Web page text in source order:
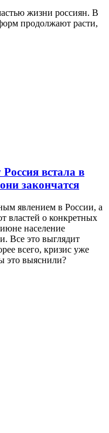
жизни россиян. В
продолжают расти,
встала в
закончатся
явлением в России, а
властей о конкретных
население
Все это выглядит
всего, кризис уже
это выяснили?